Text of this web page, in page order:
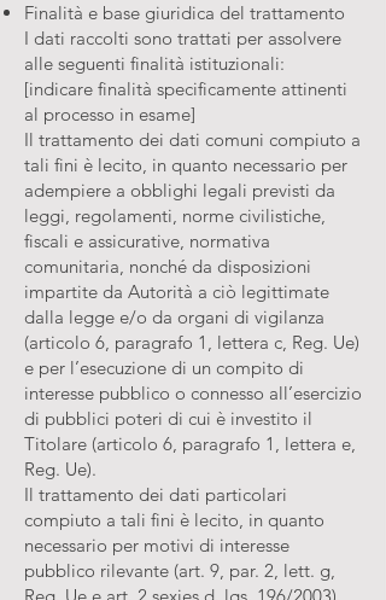
Finalità e base giuridica del trattamento
I dati raccolti sono trattati per assolvere
alle seguenti finalità istituzionali:
[indicare finalità specificamente attinenti
al processo in esame]
Il trattamento dei dati comuni compiuto a
tali fini è lecito, in quanto necessario per
adempiere a obblighi legali previsti da
leggi, regolamenti, norme civilistiche,
fiscali e assicurative, normativa
comunitaria, nonché da disposizioni
impartite da Autorità a ciò legittimate
dalla legge e/o da organi di vigilanza
(articolo 6, paragrafo 1, lettera c, Reg. Ue)
e per l’esecuzione di un compito di
interesse pubblico o connesso all’esercizio
di pubblici poteri di cui è investito il
Titolare (articolo 6, paragrafo 1, lettera e,
Reg. Ue).
Il trattamento dei dati particolari
compiuto a tali fini è lecito, in quanto
necessario per motivi di interesse
pubblico rilevante (art. 9, par. 2, lett. g,